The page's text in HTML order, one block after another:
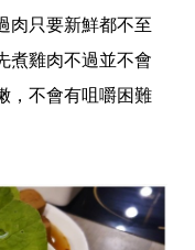
肉只要新鮮都不至
煮雞肉不過並不會
，不會有咀嚼困難